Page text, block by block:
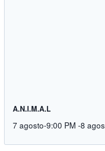
A.N.I.M.A.L
7 agosto-9:00 PM -8